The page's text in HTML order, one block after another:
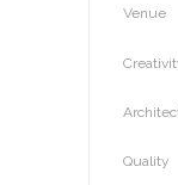
Venue
Quality